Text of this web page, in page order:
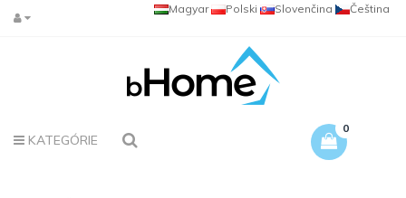
Čeština
Slovenčina
Polski
Magyar
KATEGÓRIE
0